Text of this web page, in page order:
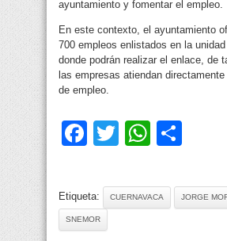
ayuntamiento y fomentar el empleo.
En este contexto, el ayuntamiento
700 empleos enlistados en la
donde podrán realizar el enlace, de
las empresas atiendan
de empleo.
Facebook
Twitter
Etiqueta: CUERNAVACA JORGE
SNEMOR